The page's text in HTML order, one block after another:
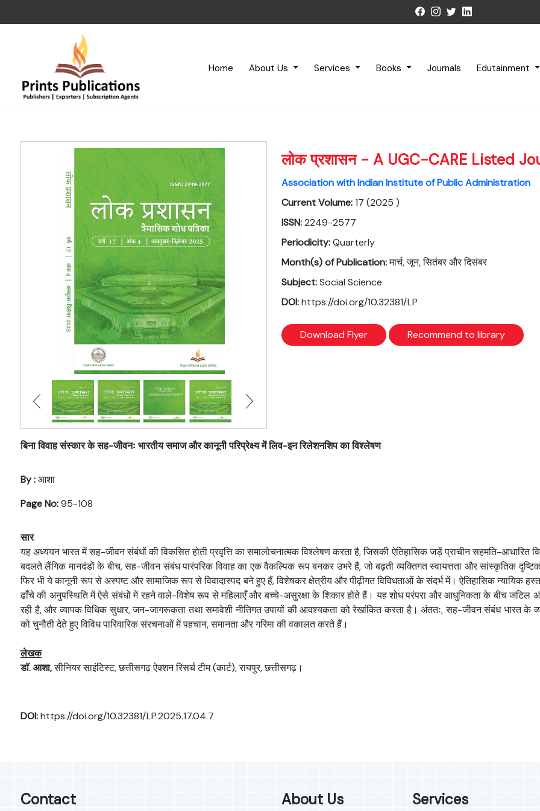
Home About Us Services Books Journals Edutainment
लोक प्रशासन - A UGC-CARE Listed
Association with Indian Institute of Public Administration
Current Volume:17 (2025 )
ISSN:2249-2577
Periodicity:Quarterly
Month(s) of Publication:मार्च, जून, सितंबर और दिसंबर
Subject:Social Science
DOI:https://doi.org/10.32381/LP
Download Flyer Recommend to library
बिना विवाह संस्कार के सह-जीवनः भारतीय समाज और कानूनी परिप्रेक्ष्य में लिव-इन रिलेशनशिप का विश्लेषण
By :आशा
Page No:95-108
सार
यह अध्ययन भारत में सह-जीवन संबंधों की विकसित होती प्रवृत्ति का समालोचनात्मक विश्लेषण करता है, जिसकी ऐतिहासिक जड़ें प्राचीन सहमति-आधारित
बदलते लैंगिक मानदंडों के बीच, सह-जीवन संबंध पारंपरिक विवाह का एक वैकल्पिक रूप बनकर उभरे हैं, जो बढ़ती व्यक्तिगत स्वायत्तता और सांस्कृतिक
फिर भी ये कानूनी रूप से अस्पष्ट और सामाजिक रूप से विवादास्पद बने हुए हैं, विशेषकर क्षेत्रीय और पीढ़ीगत विविधताओं के संदर्भ में। ऐतिहासिक न्यायिक
ढाँचे की अनुपस्थिति में ऐसे संबंधों में रहने वाले-विशेष रूप से महिलाएँ और बच्चे-असुरक्षा के शिकार होते हैं। यह शोध परंपरा और आधुनिकता के बीच जटिल
रही है, और व्यापक विधिक सुधार, जन-जागरूकता तथा समावेशी नीतिगत उपायों की आवश्यकता को रेखांकित करता है। अंततः, सह-जीवन संबंध भारत के
को चुनौती देते हुए विविध पारिवारिक संरचनाओं में पहचान, समानता और गरिमा की वकालत करते हैं।
लेखक
डाॅ. आशा,सीनियर साइंटिस्ट, छत्तीसगढ़ ऐक्शन रिसर्च टीम (कार्ट), रायपुर, छत्तीसगढ़।
DOI:https://doi.org/10.32381/LP.2025.17.04.7
Contact About Us Services